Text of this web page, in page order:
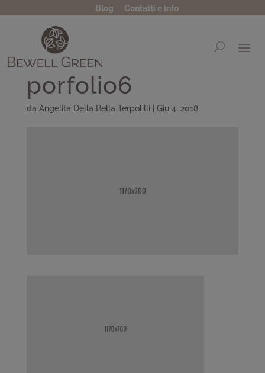
Blog Contatti e info
porfolio6
da Angelita Della Bella Terpolilli Giu 4, 2018